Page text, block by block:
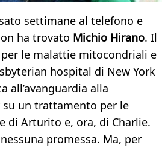
settimane al telefono e
ha trovato Michio Hirano. Il
le malattie mitocondriali e
hospital di New York
all’avanguardia alla
su un trattamento per le
di Arturito e, ora, di Charlie.
promessa. Ma, per